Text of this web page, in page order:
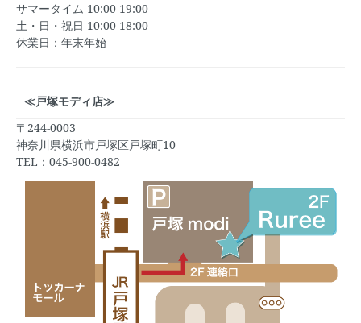
サマータイム 10:00-19:00
土・日・祝日 10:00-18:00
休業日：年末年始
≪戸塚モディ店≫
〒244-0003
神奈川県横浜市戸塚区戸塚町10
TEL：045-900-0482